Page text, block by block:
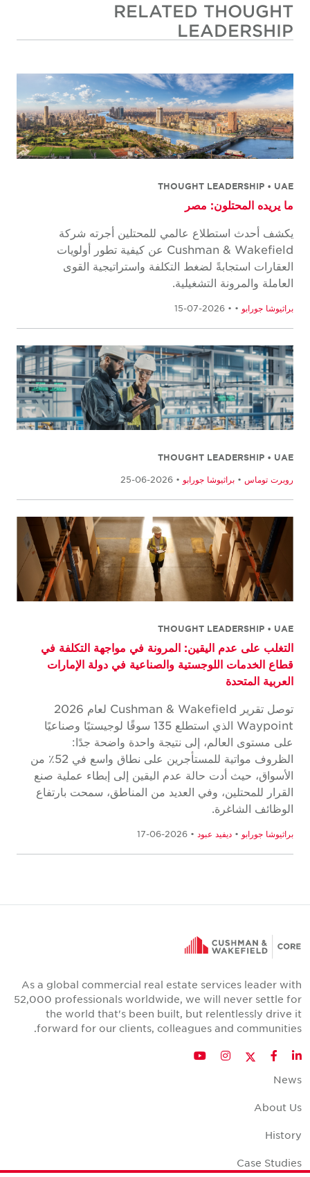
RELATED THOUGHT
LEADERSHIP
THOUGHT LEADERSHIP • UAE
ما يريده المحتلون: مصر
يكشف أحدث استطلاع عالمي للمحتلين أجرته شركة
Cushman & Wakefield عن كيفية تطور أولويات
العقارات استجابةً لضغط التكلفة واستراتيجية القوى
العاملة والمرونة التشغيلية.
براثيوشا جورابو •
• 2026-07-15
THOUGHT LEADERSHIP • UAE
روبرت توماس • براثيوشا جورابو • 2026-06-25
THOUGHT LEADERSHIP • UAE
التغلب على عدم اليقين: المرونة في مواجهة التكلفة في
قطاع الخدمات اللوجستية والصناعية في دولة الإمارات
العربية المتحدة
توصل تقرير Cushman & Wakefield لعام 2026
Waypoint الذي استطلع 135 سوقًا لوجيستيًا وصناعيًا
على مستوى العالم، إلى نتيجة واحدة واضحة جدًا:
الظروف مواتية للمستأجرين على نطاق واسع في 52٪ من
الأسواق، حيث أدت حالة عدم اليقين إلى إبطاء عملية صنع
القرار للمحتلين، وفي العديد من المناطق، سمحت بارتفاع
الوظائف الشاغرة.
براثيوشا جورابو • ديفيد عبود • 2026-06-17
As a global commercial real estate services leader with
52,000 professionals worldwide, we will never settle for
the world that's been built, but relentlessly drive it
forward for our clients, colleagues and communities.
LinkedIn
Facebook
Twitter
Instagram
YouTube
News
About Us
History
Case Studies